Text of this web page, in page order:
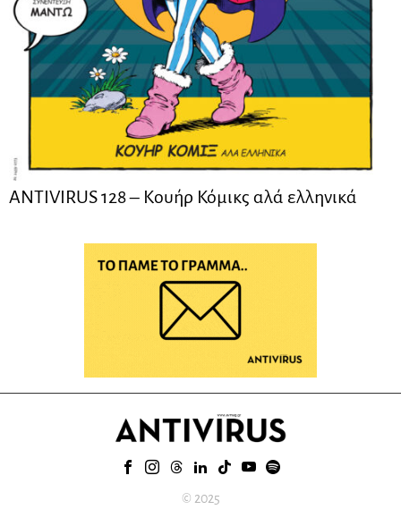
ANTIVIRUS 128 – Kουήρ Κόμικς αλά ελληνικά
© 2025